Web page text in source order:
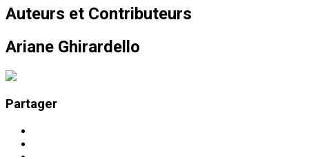
Auteurs et Contributeurs
Ariane Ghirardello
Partager